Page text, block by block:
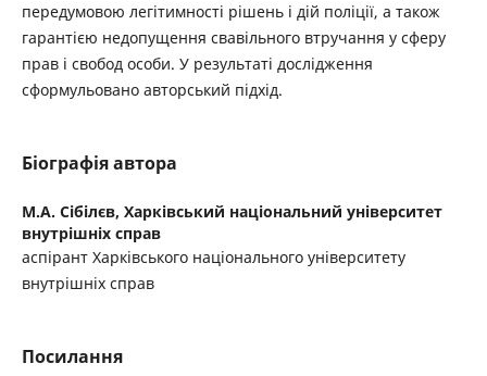
передумовою легітимності рішень і дій поліції, а також
гарантією недопущення свавільного втручання у сферу
прав і свобод особи. У результаті дослідження
сформульовано авторський підхід.
Біографія автора
М.А. Сібілєв, Харківський національний університет
внутрішніх справ
аспірант Харківського національного університету
внутрішніх справ
Посилання